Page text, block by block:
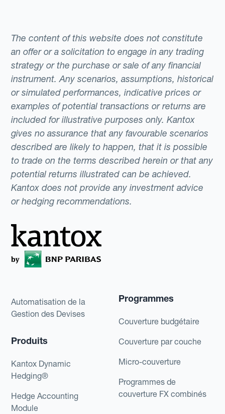
The content of this website does not constitute
an offer or a solicitation to engage in any trading
strategy or the purchase or sale of any financial
instrument. Any scenarios, assumptions, historical
or simulated performances, indicative prices or
examples of potential transactions or returns are
included for illustrative purposes only. Kantox
gives no assurance that any favourable scenarios
described are likely to happen, that it is possible
to trade on the terms described herein or that any
potential returns illustrated can be achieved.
Kantox does not provide any investment advice
or hedging recommendations.
Automatisation de la
Gestion des Devises
Produits
Kantox Dynamic
Hedging®
Hedge Accounting
Module
Programmes
Couverture budgétaire
Couverture par couche
Micro-couverture
Programmes de
couverture FX combinés